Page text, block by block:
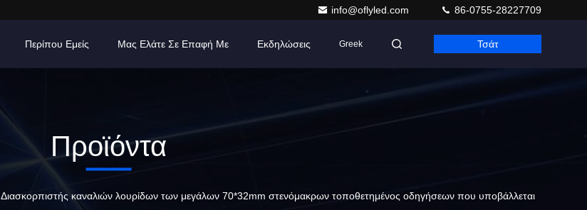
info@oflyled.com 86-0755-28227709
Περίπου Εμείς Μας Ελάτε Σε Επαφή Με Εκδηλώσεις Greek Τσάτ
Προϊόντα
Διασκορπιστής καναλιών λουρίδων των μεγάλων 70*32mm στενόμακρων τοποθετημένος οδηγήσεων που υποβάλλεται